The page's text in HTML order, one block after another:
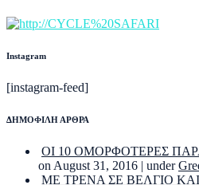
Instagram
[instagram-feed]
ΔΗΜΟΦΙΛΗ ΑΡΘΡΑ
ΟΙ 10 ΟΜΟΡΦΟΤΕΡΕΣ
on August 31, 2016 | under
ΜΕ ΤΡΕΝΑ ΣΕ ΒΕΛΓΙΟ